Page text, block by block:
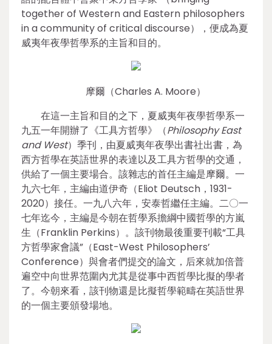
together of Western and Eastern philosophers
in a community of critical discourse），便成為夏
威夷年夜學哲學系的主旨和目的。
摩爾（Charles A. Moore）
在這一主旨和目的之下，夏威夷年夜學哲學系一
九五一年開辦了《工具方哲學》（Philosophy East
and West）季刊，由夏威夷年夜學出書社出書，為
西方哲學在英語世界的表達以及工具方哲學的交通，
供給了一個主要場合。該雜志的首任主編是摩爾。一
九六七年，主編由道伊奇（Eliot Deutsch，1931-
2020）接任。一九八六年，安泰哲繼任主編。二〇一
七年迄今，主編是今朝在哲學系擔綱中國哲學的方嵐
生（Franklin Perkins）。該刊物最後重要刊載“工具
方哲學家會議”（East-West Philosophers’
Conference）與會者們提交的論文，后來就加倍普
遍空中向世界范圍內尤其是從事中西哲學比擬的學者
了。今朝來看，該刊物還是比擬哲學範疇在英語世界
的一個主要頒發場地。